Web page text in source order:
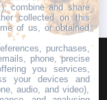
STAMPA
combine and share
collected on this
of us, or obtained
purchases,
phone, precise
you services,
your devices and
audio, and video),